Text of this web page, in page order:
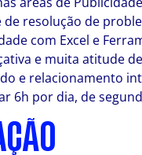
de resolução de
com Excel e
e muita atitude
e relacionamento
6h por dia, de